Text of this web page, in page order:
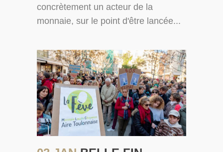
concrètement un acteur de la
monnaie, sur le point d'être lancée...